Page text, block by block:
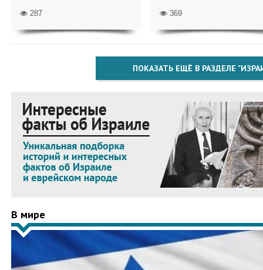
287 369
ПОКАЗАТЬ ЕЩЁ В РАЗДЕЛЕ
В мире